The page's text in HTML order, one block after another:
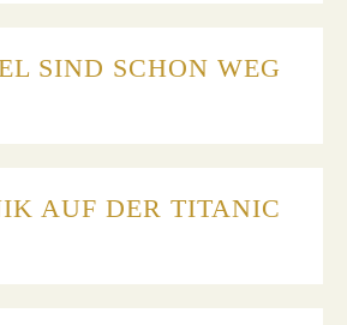
SIND SCHON WEG
AUF DER TITANIC